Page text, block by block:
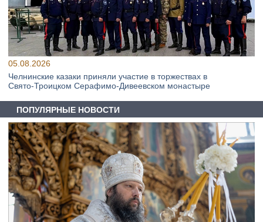
05.08.2026
Челнинские казаки приняли участие в торжествах в
Свято‑Троицком Серафимо‑Дивеевском монастыре
ПОПУЛЯРНЫЕ НОВОСТИ